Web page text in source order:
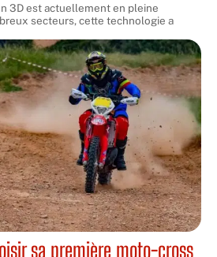
3D est actuellement en pleine
secteurs, cette technologie a
sa première moto-cross